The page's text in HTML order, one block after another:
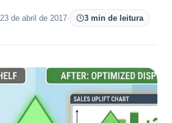
23 de abril de 2017· 3 min de leitura